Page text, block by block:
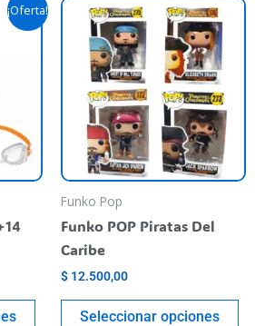
¡Oferta!Este
producto
variantes.
opciones
se
pueden
elegir
Funko Pop
Funko POP Piratas Del
Caribe
$ 12.500,00
Seleccionar opciones
se